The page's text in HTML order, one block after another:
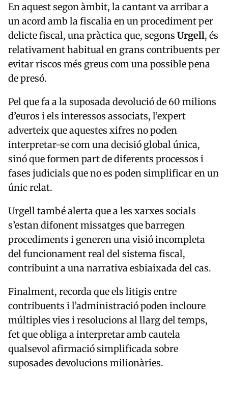
En aquest segon àmbit, la cantant va arribar a
un acord amb la fiscalia en un procediment per
delicte fiscal, una pràctica que, segons Urgell, és
relativament habitual en grans contribuents per
evitar riscos més greus com una possible pena
de presó.
Pel que fa a la suposada devolució de 60 milions
d’euros i els interessos associats, l’expert
adverteix que aquestes xifres no poden
interpretar-se com una decisió global única,
sinó que formen part de diferents processos i
fases judicials que no es poden simplificar en un
únic relat.
Urgell també alerta que a les xarxes socials
s’estan difonent missatges que barregen
procediments i generen una visió incompleta
del funcionament real del sistema fiscal,
contribuint a una narrativa esbiaixada del cas.
Finalment, recorda que els litigis entre
contribuents i l’administració poden incloure
múltiples vies i resolucions al llarg del temps,
fet que obliga a interpretar amb cautela
qualsevol afirmació simplificada sobre
suposades devolucions milionàries.